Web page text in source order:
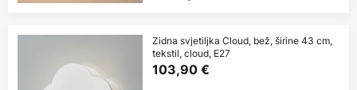
Zidna svjetiljka Cloud, bež, širine 43 cm,
tekstil, cloud, E27
103,90 €